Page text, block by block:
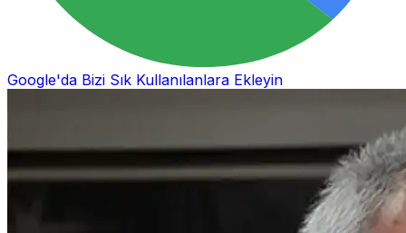
Google'da Bizi Sık Kullanılanlara Ekleyin